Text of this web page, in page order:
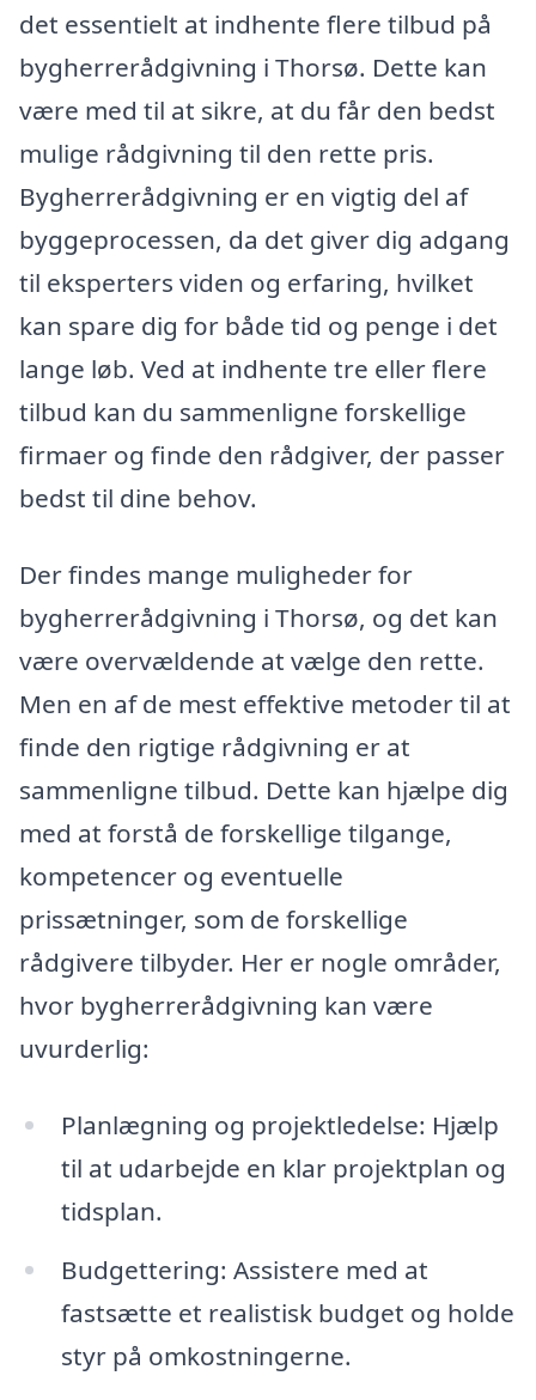
det essentielt at indhente flere tilbud på
bygherrerådgivning i Thorsø. Dette kan
være med til at sikre, at du får den bedst
mulige rådgivning til den rette pris.
Bygherrerådgivning er en vigtig del af
byggeprocessen, da det giver dig adgang
til eksperters viden og erfaring, hvilket
kan spare dig for både tid og penge i det
lange løb. Ved at indhente tre eller flere
tilbud kan du sammenligne forskellige
firmaer og finde den rådgiver, der passer
bedst til dine behov.
Der findes mange muligheder for
bygherrerådgivning i Thorsø, og det kan
være overvældende at vælge den rette.
Men en af de mest effektive metoder til at
finde den rigtige rådgivning er at
sammenligne tilbud. Dette kan hjælpe dig
med at forstå de forskellige tilgange,
kompetencer og eventuelle
prissætninger, som de forskellige
rådgivere tilbyder. Her er nogle områder,
hvor bygherrerådgivning kan være
uvurderlig:
Planlægning og projektledelse: Hjælp
til at udarbejde en klar projektplan og
tidsplan.
Budgettering: Assistere med at
fastsætte et realistisk budget og holde
styr på omkostningerne.